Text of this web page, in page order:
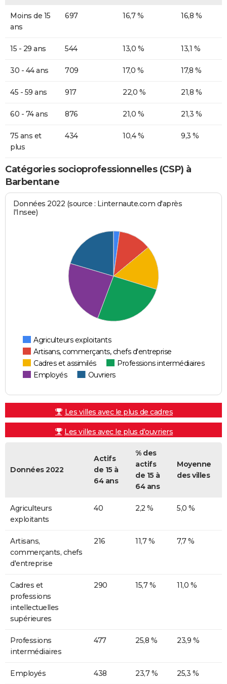
Moins de 15
ans
697 16,7 % 16,8 %
15 - 29 ans 544 13,0 % 13,1 %
30 - 44 ans 709 17,0 % 17,8 %
45 - 59 ans 917 22,0 % 21,8 %
60 - 74 ans 876 21,0 % 21,3 %
75 ans et
plus
434 10,4 % 9,3 %
Catégories socioprofessionnelles (CSP) à
Barbentane
Données 2022 (source : Linternaute.com d'après
l'Insee)
Agriculteurs exploitants
Artisans, commerçants, chefs d'entreprise
Cadres et assimilés
Professions intermédiaires
Employés
Ouvriers
Les villes avec le plus de cadres
Les villes avec le plus d'ouvriers
Données 2022
Actifs
de 15 à
64 ans
% des
actifs
de 15 à
64 ans
Moyenne
des villes
Agriculteurs
exploitants
40 2,2 % 5,0 %
Artisans,
commerçants, chefs
d'entreprise
216 11,7 % 7,7 %
Cadres et
professions
intellectuelles
supérieures
290 15,7 % 11,0 %
Professions
intermédiaires
477 25,8 % 23,9 %
Employés 438 23,7 % 25,3 %